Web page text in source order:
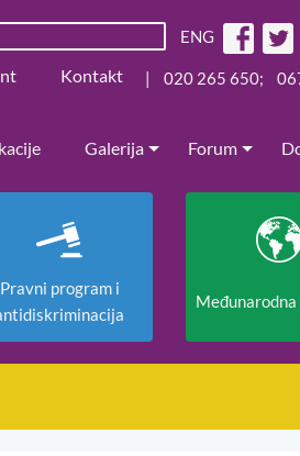
ENG
Kontakt | 020 265 650;
Galerija Forum
Pravni program i